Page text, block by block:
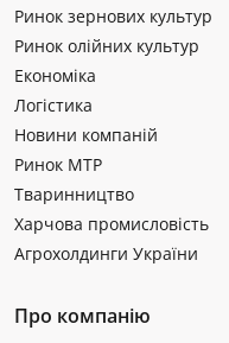
Ринок зернових культур
Ринок олійних культур
Економіка
Логістика
Новини компаній
Ринок МТР
Тваринництво
Харчова промисловість
Агрохолдинги України
Про компанію